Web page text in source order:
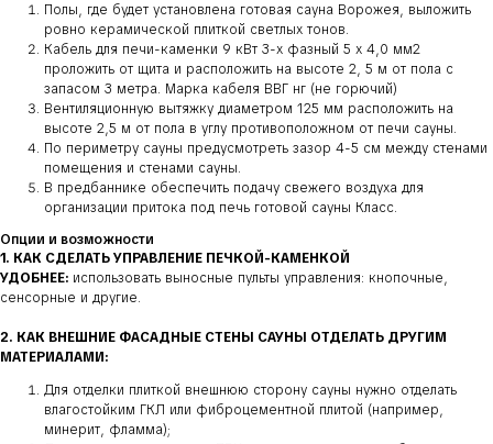
Полы, где будет установлена готовая сауна Ворожея, выложить
ровно керамической плиткой светлых тонов.
Кабель для печи-каменки 9 кВт 3-х фазный 5 х 4,0 мм2
проложить от щита и расположить на высоте 2, 5 м от пола с
запасом 3 метра. Марка кабеля ВВГ нг (не горючий)
Вентиляционную вытяжку диаметром 125 мм расположить на
высоте 2,5 м от пола в углу противоположном от печи сауны.
По периметру сауны предусмотреть зазор 4-5 см между стенами
помещения и стенами сауны.
В предбаннике обеспечить подачу свежего воздуха для
организации притока под печь готовой сауны Класс.
Опции и возможности
1. КАК СДЕЛАТЬ УПРАВЛЕНИЕ ПЕЧКОЙ-КАМЕНКОЙ
УДОБНЕЕ: использовать выносные пульты управления: кнопочные,
сенсорные и другие.
2. КАК ВНЕШНИЕ ФАСАДНЫЕ СТЕНЫ САУНЫ ОТДЕЛАТЬ ДРУГИМ
МАТЕРИАЛАМИ:
Для отделки плиткой внешнюю сторону сауны нужно отделать
влагостойким ГКЛ или фиброцементной плитой (например,
минерит, фламма);